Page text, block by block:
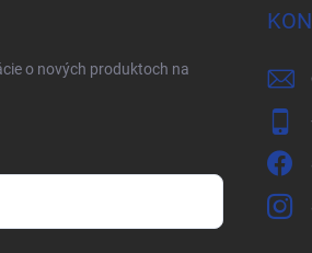
o nových produktoch na